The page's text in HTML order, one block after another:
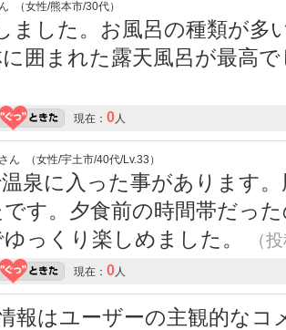
（女性/熊本市/30代）
ました。お風呂の種類が多
囲まれた露天風呂が最高
現在： 0人
さん （女性/宇土市/40代/Lv.33）
泉に入った事があります
す。夕食前の時間帯だっ
っくり楽しめました。
（
現在： 0人
報はユーザーの主観的なコ